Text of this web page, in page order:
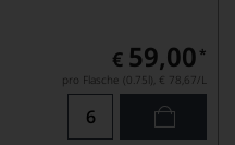
€ 59,00 *
pro Flasche (0.75l), € 78,67/L